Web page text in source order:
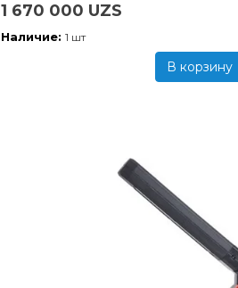
1 670 000 UZS
Наличие: 1 шт
В корзину